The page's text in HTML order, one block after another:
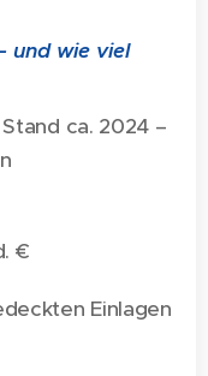
und wie viel
ca. 2024 –
€
Einlagen